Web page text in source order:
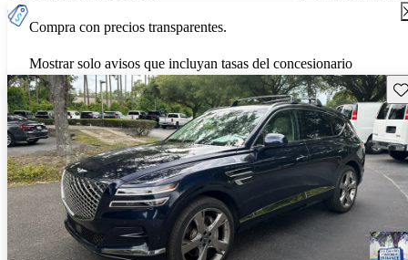
Compra con precios transparentes.
Mostrar solo avisos que incluyan tasas del concesionario